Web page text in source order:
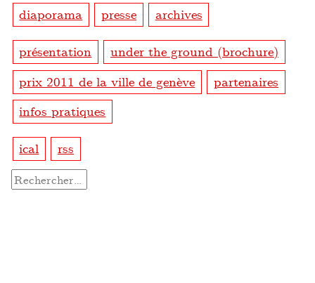
diaporama presse archives
présentation
under the ground (brochure)
prix 2011 de la ville de genève
partenaires
infos pratiques
ical rss
Rechercher :